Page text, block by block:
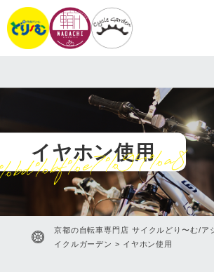
イヤホン使用
京都の自転車専門店 サイクルどり〜む/ア
イクルガーデン > イヤホン使用